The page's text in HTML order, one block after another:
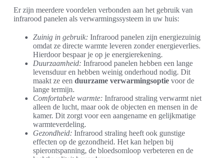
Er zijn meerdere voordelen verbonden aan het gebruik van
infrarood panelen als verwarmingssysteem in uw huis:
Zuinig in gebruik: Infrarood panelen zijn energiezuinig
omdat ze directe warmte leveren zonder energieverlies.
Hierdoor bespaar je op je energierekening.
Duurzaamheid: Infrarood panelen hebben een lange
levensduur en hebben weinig onderhoud nodig. Dit
maakt ze een duurzame verwarmingsoptie voor de
lange termijn.
Comfortabele warmte: Infrarood straling verwarmt niet
alleen de lucht, maar ook de objecten en mensen in de
kamer. Dit zorgt voor een aangename en gelijkmatige
warmteverdeling.
Gezondheid: Infrarood straling heeft ook gunstige
effecten op de gezondheid. Het kan helpen bij
spierontspanning, de bloedsomloop verbeteren en de